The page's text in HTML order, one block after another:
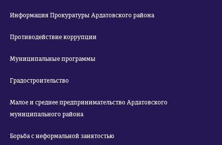
Информация Прокуратуры Ардатовского района
Противодействие коррупции
Муниципальные программы
Градостроительство
Малое и среднее предпринимательство Ардатовского
муниципального района
Борьба с неформальной занятостью